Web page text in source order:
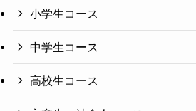
小学生コース
中学生コース
高校生コース